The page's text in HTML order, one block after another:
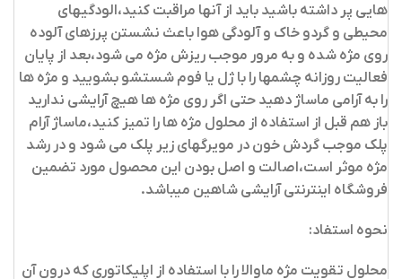
هایی پر داشته باشید باید از آنها مراقبت کنید،الودگی­های
محیطی و گردو خاک و آلودگی هوا باعث نشستن پرزهای آلوده
روی مژه شده و به مرور موجب ریزش مژه می شود،بعد از پایان
فعالیت روزانه چشمها را با ژل یا فوم شستشو بشویید و مژه ها
را به آرامی ماساژ دهید حتی اگر روی مژه ها هیچ آرایشی ندارید
باز هم قبل از استفاده از محلول مژه ها را تمیز کنید،ماساژ آرام
پلک موجب گردش خون در مویرگهای زیر پلک می شود و در رشد
مژه موثر است،اصالت و اصل بودن این محصول مورد تضمین
فروشگاه اینترنتی آرایشی شاهین میباشد.
نحوه استفاد:
محلول تقویت مژه ماوالا را با استفاده از اپلیکاتوری که درون آن